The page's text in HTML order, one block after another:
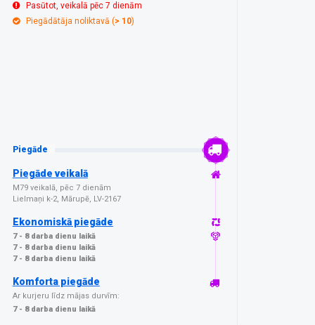
Pasūtot, veikalā pēc 7 dienām
Piegādātāja noliktavā (> 10)
Piegāde
Piegāde veikalā
M79 veikalā, pēc 7 dienām
Lielmaņi k-2, Mārupē, LV-2167
Ekonomiskā piegāde
7 - 8 darba dienu laikā
7 - 8 darba dienu laikā
7 - 8 darba dienu laikā
Komforta piegāde
Ar kurjeru līdz mājas durvīm:
7 - 8 darba dienu laikā